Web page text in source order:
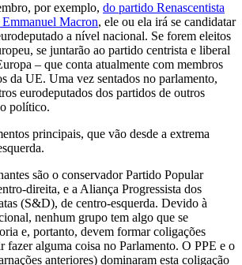
por exemplo, do partido Renascentista
Emmanuel Macron, ele ou ela irá se candidatar
a nível nacional. Se forem eleitos
se juntarão ao partido centrista e liberal
– que conta atualmente com membros
da UE. Uma vez sentados no parlamento,
eurodeputados dos partidos de outros
político.
principais, que vão desde a extrema
são o conservador Partido Popular
direita, e a Aliança Progressista dos
(S&D), de centro-esquerda. Devido à
nenhum grupo tem algo que se
e, portanto, devem formar coligações
fazer alguma coisa no Parlamento. O PPE e o
anteriores) dominaram esta coligação